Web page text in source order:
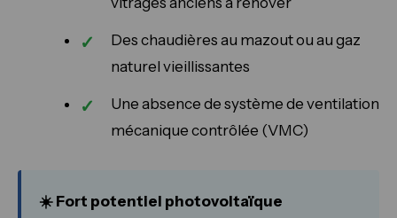
Des chaudières au mazout ou au gaz
naturel vieillissantes
Une absence de système de ventilation
mécanique contrôlée (VMC)
☀️ Fort potentiel photovoltaïque